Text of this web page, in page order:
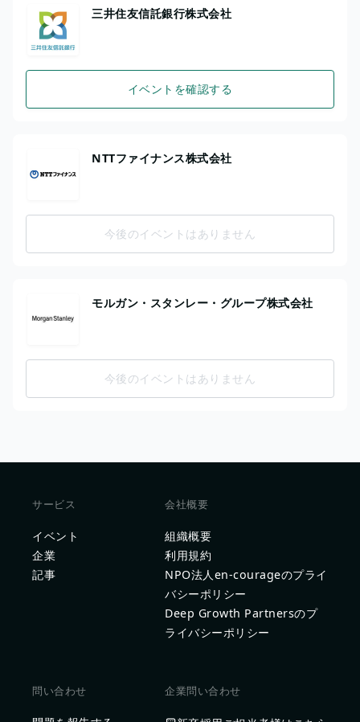
三井住友信託銀行株式会社
イベントを確認する
NTTファイナンス株式会社
今後のイベントはありません
モルガン・スタンレー・グループ株式会社
今後のイベントはありません
サービス
イベント
企業
記事
会社概要
組織概要
利用規約
NPO法人en-courageのプライ
バシーポリシー
Deep Growth Partnersのプ
ライバシーポリシー
問い合わせ 企業問い合わせ